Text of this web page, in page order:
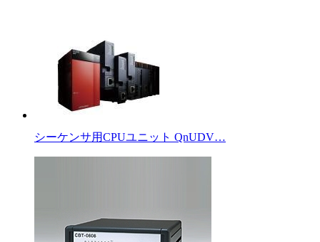
シーケンサ用CPUユニット QnUDV…